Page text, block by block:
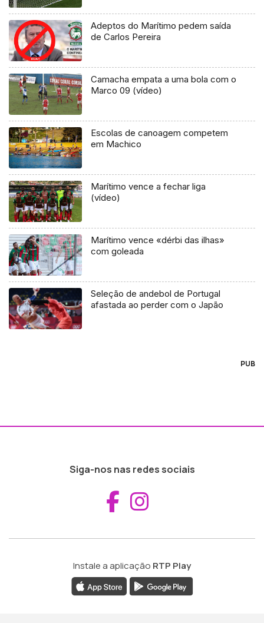
Adeptos do Marítimo pedem saída
de Carlos Pereira
Camacha empata a uma bola com o
Marco 09 (vídeo)
Escolas de canoagem competem
em Machico
Marítimo vence a fechar liga
(vídeo)
Marítimo vence «dérbi das ilhas»
com goleada
Seleção de andebol de Portugal
afastada ao perder com o Japão
PUB
Siga-nos nas redes sociais
Aceder ao
Instale a aplicação RTP Play